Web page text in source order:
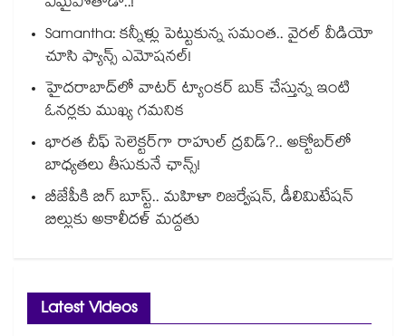
Samantha: కన్నీళ్లు పెట్టుకున్న సమంత.. వైరల్ వీడియో
చూసి ఫ్యాన్స్ ఎమోషనల్!
హైదరాబాద్⁪లో వాటర్ ట్యాంకర్ బుక్ చేస్తున్న ఇంటి
ఓనర్లకు ముఖ్య గమనిక
భారత చీఫ్ సెలెక్టర్⁬గా రాహుల్ ద్రవిడ్?.. అక్టోబర్‌లో
బాధ్యతలు తీసుకునే ఛాన్స్!
బీజేపీకి బిగ్ బూస్ట్.. మహిళా రిజర్వేషన్, డీలిమిటేషన్
బిల్లుకు అకాలీదళ్ మద్దతు
Latest Videos